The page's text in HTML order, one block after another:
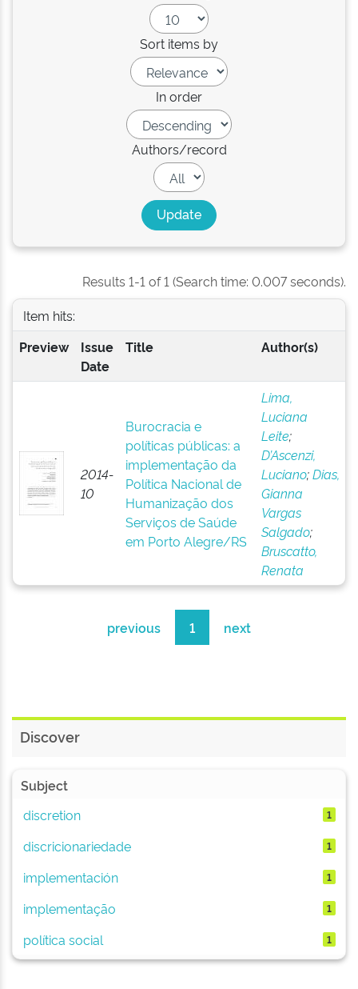
Sort items by
In order
Authors/record
Results 1-1 of 1 (Search time: 0.007 seconds).
Item hits:
Preview
Issue
Date
Title Author(s)
2014-
10
Burocracia e
políticas públicas: a
implementação da
Política Nacional de
Humanização dos
Serviços de Saúde
em Porto Alegre/RS
Lima,
Luciana
Leite;
D’Ascenzi,
Luciano;Dias,
Gianna
Vargas
Salgado;
Bruscatto,
Renata
previous 1 next
Discover
Subject
discretion
1
discricionariedade 1
implementación 1
implementação 1
política social 1